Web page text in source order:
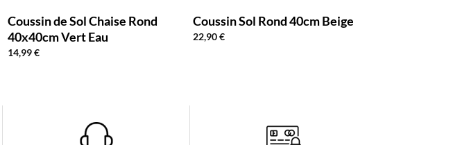
Coussin de Sol Chaise Rond
40x40cm Vert Eau
14,99€
Coussin Sol Rond 40cm Beige
22,90€